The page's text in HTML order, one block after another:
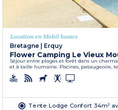
Location en Mobil homes
Bretagne | Erquy
Flower Camping Le Vieux
Séjour entre plages et forêt dans un
et à taille humaine. Piscines, pataugeoire,
Tente Lodge Confort 34m²